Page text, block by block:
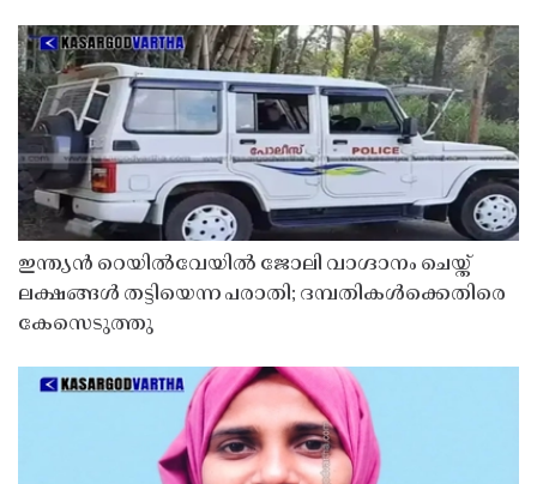
ഇന്ത്യൻ റെയിൽവേയിൽ ജോലി വാഗ്ദാനം ചെയ്ത്
ലക്ഷങ്ങൾ തട്ടിയെന്ന പരാതി; ദമ്പതികൾക്കെതിരെ
കേസെടുത്തു